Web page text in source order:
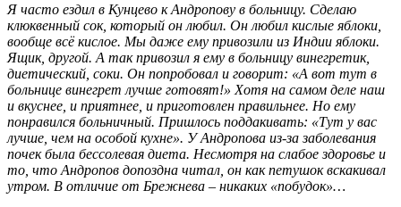
Я часто ездил в Кунцево к Андропову в больницу. Сделаю
клюквенный сок, который он любил. Он любил кислые яблоки,
вообще всё кислое. Мы даже ему привозили из Индии яблоки.
Ящик, другой. А так привозил я ему в больницу винегретик,
диетический, соки. Он попробовал и говорит: «А вот тут в
больнице винегрет лучше готовят!» Хотя на самом деле наш
и вкуснее, и приятнее, и приготовлен правильнее. Но ему
понравился больничный. Пришлось поддакивать: «Тут у вас
лучше, чем на особой кухне». У Андропова из-за заболевания
почек была бессолевая диета. Несмотря на слабое здоровье и
то, что Андропов допоздна читал, он как петушок вскакивал
утром. В отличие от Брежнева – никаких «побудок»…